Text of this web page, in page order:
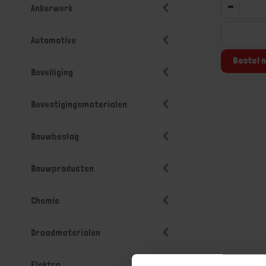
Ankerwerk
Automotive
Beveiliging
Bevestigingsmaterialen
Bouwbeslag
Bouwproducten
Chemie
Draadmaterialen
-
Bestel